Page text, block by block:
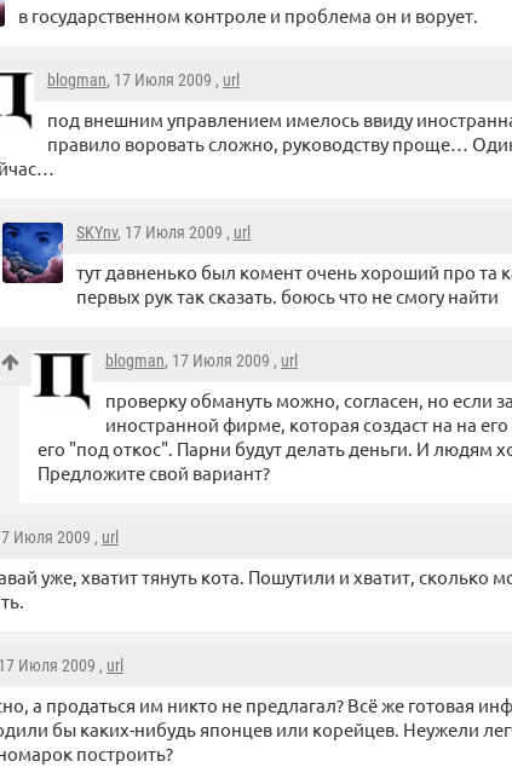
в государственном контроле и проблема он и ворует.
blogman, 17 Июля 2009 , url
под внешним управлением имелось ввиду
правило воровать сложно, руководству проще…
SKYnv, 17 Июля 2009 , url
тут давненько был комент очень хороший про та
первых рук так сказать. боюсь что не смогу найти
blogman, 17 Июля 2009 , url
проверку обмануть можно, согласен, но если
иностранной фирме, которая создаст на на
его "под откос". Парни будут делать деньги. И людям
Предложите свой вариант?
Июля 2009 , url
уже, хватит тянуть кота. Пошутили и хватит, сколько
Июля 2009 , url
а продаться им никто не предлагал? Всё же готовая
бы каких-нибудь японцев или корейцев. Неужели
построить?